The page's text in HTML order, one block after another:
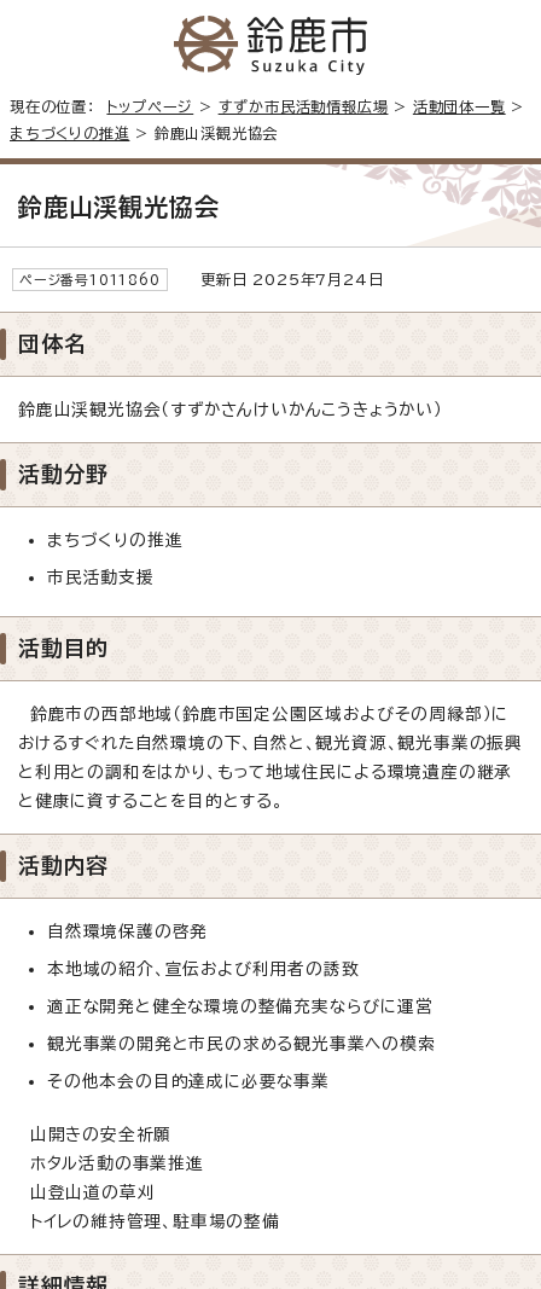
現在の位置： トップページ > すずか市民活動情報広場 > 活動団体一覧 >
まちづくりの推進 > 鈴鹿山渓観光協会
鈴鹿山渓観光協会
ページ番号1011860 更新日 2025年7月24日
団体名
鈴鹿山渓観光協会（すずかさんけいかんこうきょうかい）
活動分野
まちづくりの推進
市民活動支援
活動目的
鈴鹿市の西部地域（鈴鹿市国定公園区域およびその周縁部）に
おけるすぐれた自然環境の下、自然と、観光資源、観光事業の振興
と利用との調和をはかり、もって地域住民による環境遺産の継承
と健康に資することを目的とする。
活動内容
自然環境保護の啓発
本地域の紹介、宣伝および利用者の誘致
適正な開発と健全な環境の整備充実ならびに運営
観光事業の開発と市民の求める観光事業への模索
その他本会の目的達成に必要な事業
山開きの安全祈願
ホタル活動の事業推進
山登山道の草刈
トイレの維持管理、駐車場の整備